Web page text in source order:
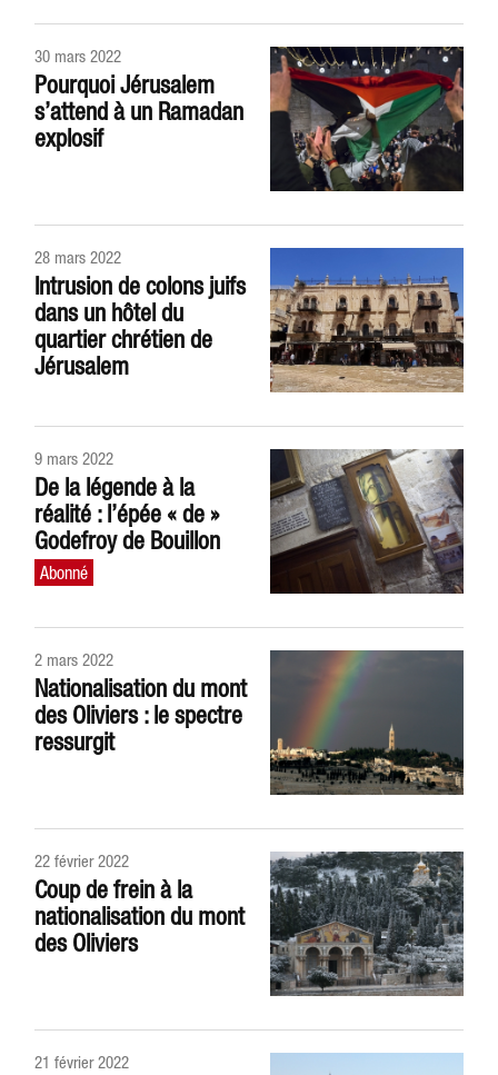
30 mars 2022
Pourquoi Jérusalem
s’attend à un Ramadan
explosif
28 mars 2022
Intrusion de colons juifs
dans un hôtel du
quartier chrétien de
Jérusalem
9 mars 2022
De la légende à la
réalité : l’épée « de »
Godefroy de Bouillon
2 mars 2022
Nationalisation du mont
des Oliviers : le spectre
ressurgit
22 février 2022
Coup de frein à la
nationalisation du mont
des Oliviers
21 février 2022